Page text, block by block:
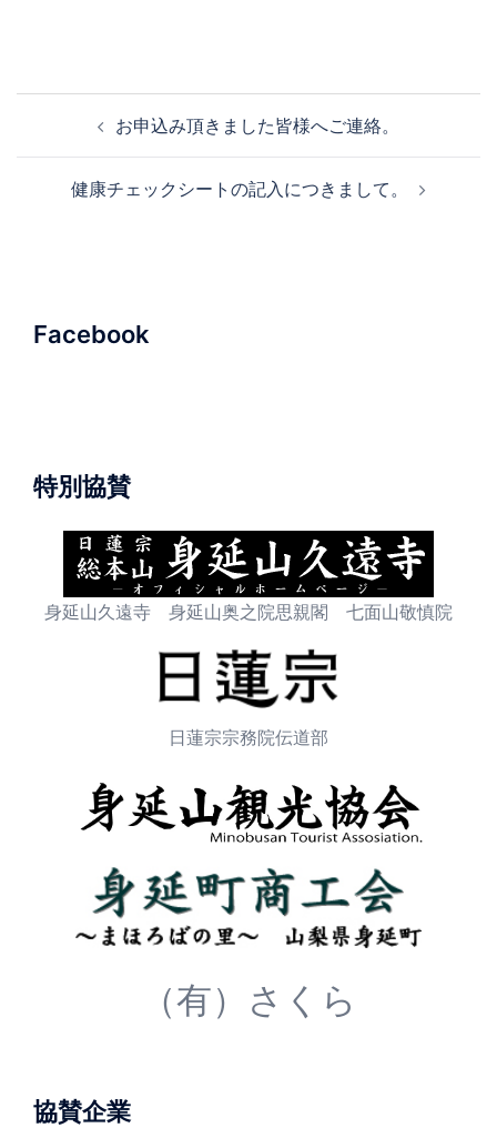
ョ
お申込み頂きました皆様へご連絡。
健康チェックシートの記入につきまして。
Facebook
特別協賛
身延山久遠寺 身延山奥之院思親閣 七面山敬慎院
日蓮宗宗務院伝道部
（有）さくら
協賛企業